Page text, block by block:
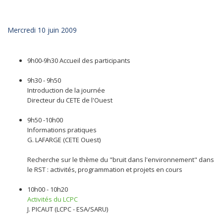
Mercredi 10 juin 2009
9h00-9h30 Accueil des participants
9h30 - 9h50
Introduction de la journée
Directeur du CETE de l'Ouest
9h50 -10h00
Informations pratiques
G. LAFARGE (CETE Ouest)
Recherche sur le thème du "bruit dans l'environnement" dans
le RST : activités, programmation et projets en cours
10h00 - 10h20
Activités du LCPC
J. PICAUT (LCPC - ESA/SARU)